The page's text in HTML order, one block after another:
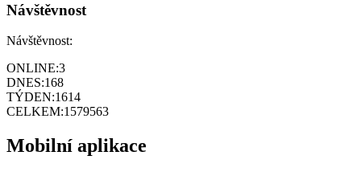
Návštěvnost
Návštěvnost:
ONLINE:3
DNES:168
TÝDEN:1614
CELKEM:1579563
Mobilní aplikace